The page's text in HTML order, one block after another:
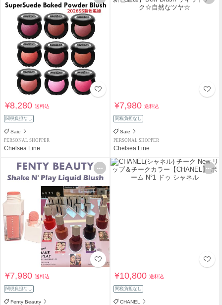
¥8,280送料込
関税負担なし
Saie
PERSONAL SHOPPER
Chelsea Line
¥7,980送料込
関税負担なし
Saie
PERSONAL SHOPPER
Chelsea Line
¥7,980送料込
関税負担なし
Fenty Beauty
¥10,800送料込
関税負担なし
CHANEL